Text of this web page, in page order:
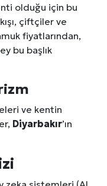
olduğu için bu
çiftçiler ve
fiyatlarından,
bu başlık
ve kentin
Diyarbakır’ın